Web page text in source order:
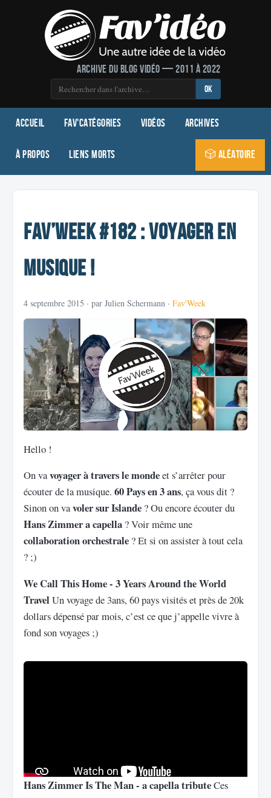
Archive du blog vidéo — 2011 à 2022
OK
Accueil Fav'Catégories Vidéos Archives
À propos Liens morts 🎲 Aléatoire
Fav’week #182 : Voyager en
musique !
4 septembre 2015 · par Julien Schermann · Fav'Week
Hello !
On vavoyager à travers le mondeet s’arrêter pour
écouter de la musique. 60 Pays en 3 ans, ça vous dit ?
Sinon on vavoler sur Islande ? Ou encore écouter du
Hans Zimmer a capella ? Voir même une
collaboration orchestrale ? Et si on assister à tout cela
? ;)
We Call This Home - 3 Years Around the World
Travel Un voyage de 3ans, 60 pays visités et près de 20k
dollars dépensé par mois, c’est ce que j’appelle vivre à
fond son voyages ;)
Hans Zimmer Is The Man - a capella tributeCes